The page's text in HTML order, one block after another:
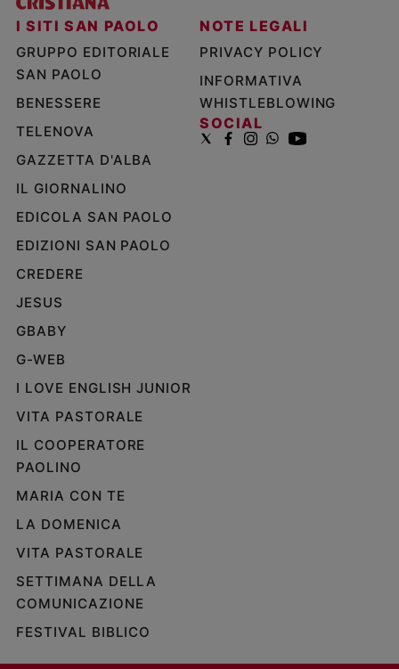
I SITI SAN PAOLO
GRUPPO EDITORIALE
SAN PAOLO
BENESSERE
TELENOVA
GAZZETTA D'ALBA
IL GIORNALINO
EDICOLA SAN PAOLO
EDIZIONI SAN PAOLO
CREDERE
JESUS
GBABY
G-WEB
I LOVE ENGLISH JUNIOR
VITA PASTORALE
IL COOPERATORE
PAOLINO
MARIA CON TE
LA DOMENICA
VITA PASTORALE
SETTIMANA DELLA
COMUNICAZIONE
FESTIVAL BIBLICO
NOTE LEGALI
PRIVACY POLICY
INFORMATIVA
WHISTLEBLOWING
SOCIAL